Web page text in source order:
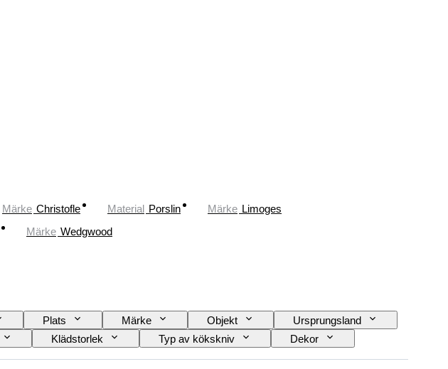
Märke Christofle Material Porslin Märke Limoges
Märke Wedgwood
Plats Märke Objekt
Ursprungsland
Klädstorlek Typ av kökskniv
Dekor
Modell